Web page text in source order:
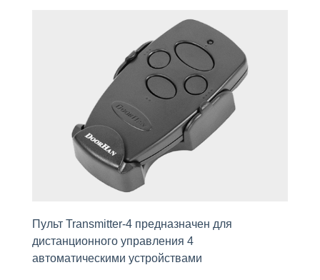
Пульт Transmitter-4 предназначен для
дистанционного управления 4
автомaтическими устройствами